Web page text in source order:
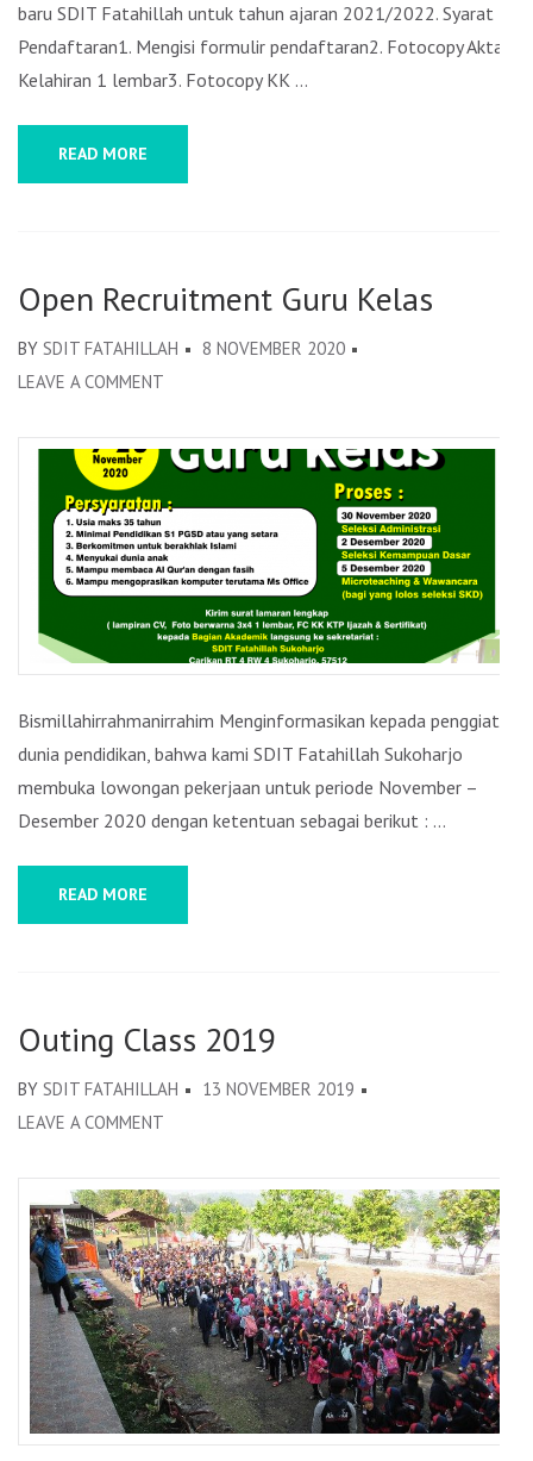
baru SDIT Fatahillah untuk tahun ajaran 2021/2022. Syarat
Pendaftaran1. Mengisi formulir pendaftaran2. Fotocopy Akta
Kelahiran 1 lembar3. Fotocopy KK …
READ MORE
Open Recruitment Guru Kelas
BY SDIT FATAHILLAH
8 NOVEMBER 2020
LEAVE A COMMENT
RECRUITMENT
KELAS
Bismillahirrahmanirrahim Menginformasikan kepada penggiat
dunia pendidikan, bahwa kami SDIT Fatahillah Sukoharjo
membuka lowongan pekerjaan untuk periode November –
Desember 2020 dengan ketentuan sebagai berikut : …
READ MORE
Outing Class 2019
BY SDIT FATAHILLAH
13 NOVEMBER 2019
LEAVE A COMMENT
CLASS
2019